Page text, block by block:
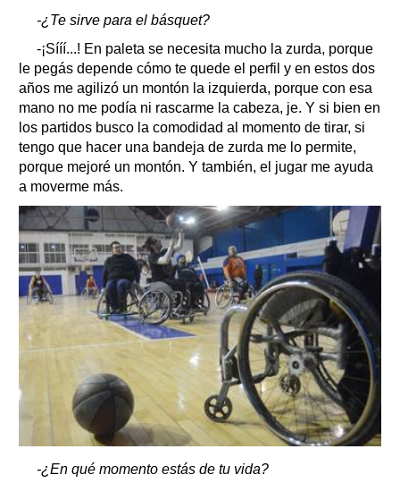
-¿Te sirve para el básquet?
-¡Sííí...! En paleta se necesita mucho la zurda, porque
le pegás depende cómo te quede el perfil y en estos dos
años me agilizó un montón la izquierda, porque con esa
mano no me podía ni rascarme la cabeza, je. Y si bien en
los partidos busco la comodidad al momento de tirar, si
tengo que hacer una bandeja de zurda me lo permite,
porque mejoré un montón. Y también, el jugar me ayuda
a moverme más.
-¿En qué momento estás de tu vida?